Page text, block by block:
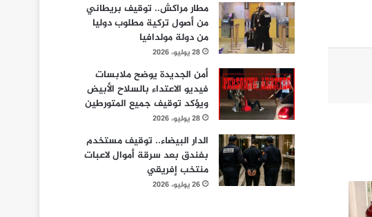
مطار مراكش.. توقيف بريطاني
من أصول تركية مطلوب دوليا
من دولة مولدافيا
28 يوليو، 2026
أمن الجديدة يوضح ملابسات
فيديو الاعتداء بالسلاح الأبيض
ويؤكد توقيف جميع المتورطين
28 يوليو، 2026
الدار البيضاء.. توقيف مستخدم
بفندق بعد سرقة أموال لاعبات
منتخب إفريقي
26 يوليو، 2026